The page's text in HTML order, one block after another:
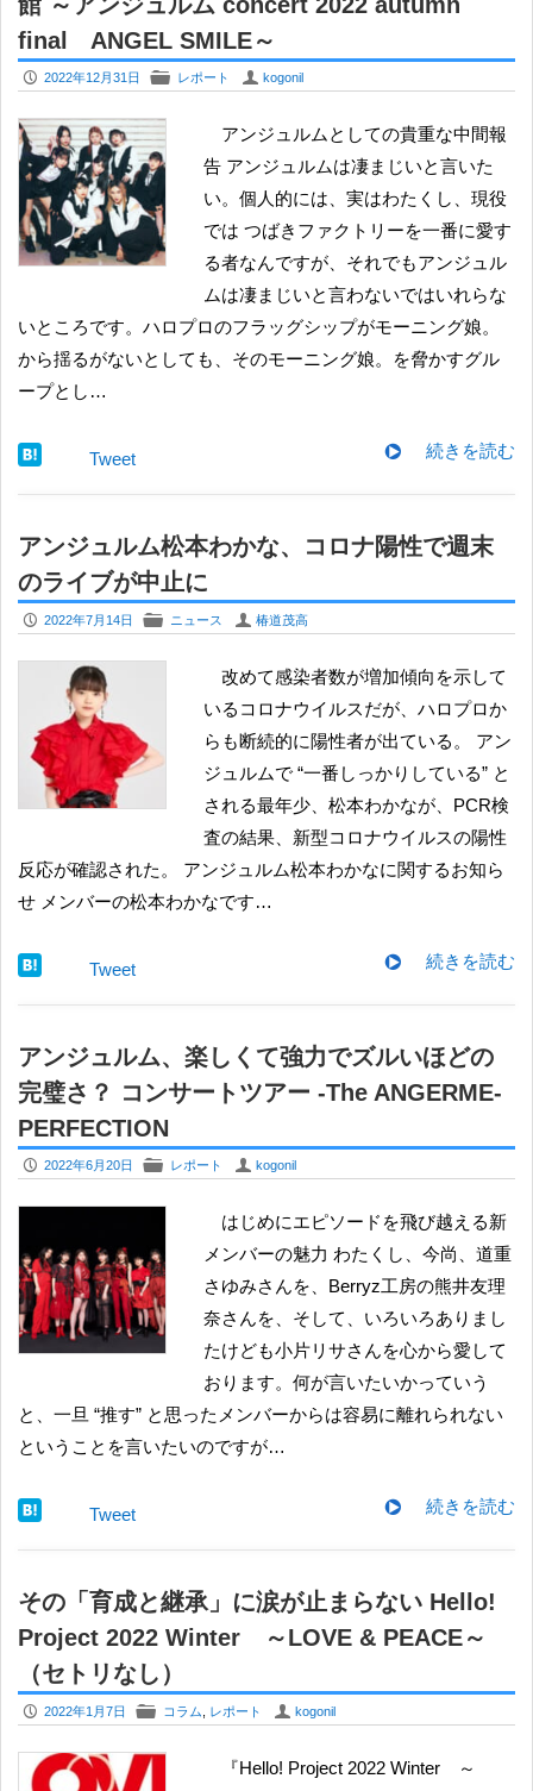
final ANGEL SMILE～
P 2022年12月31日 F レポート U kogonil
アンジュルムとしての貴重な中間報
告 アンジュルムは凄まじいと言いた
い。個人的には、実はわたくし、現役
では つばきファクトリーを一番に愛す
る者なんですが、それでもアンジュル
ムは凄まじいと言わないではいれらな
いところです。ハロプロのフラッグシップがモーニング娘。
から揺るがないとしても、そのモーニング娘。を脅かすグル
ープとし…
続きを読む
Tweet
アンジュルム松本わかな、コロナ陽性で週末
のライブが中止に
P 2022年7月14日 F ニュース U 椿道茂高
改めて感染者数が増加傾向を示して
いるコロナウイルスだが、ハロプロか
らも断続的に陽性者が出ている。 アン
ジュルムで “一番しっかりしている” と
される最年少、松本わかなが、PCR検
査の結果、新型コロナウイルスの陽性
反応が確認された。 アンジュルム松本わかなに関するお知ら
せ メンバーの松本わかなです…
続きを読む
Tweet
アンジュルム、楽しくて強力でズルいほどの
完璧さ？ コンサートツアー -The ANGERME-
PERFECTION
P 2022年6月20日 F レポート U kogonil
はじめにエピソードを飛び越える新
メンバーの魅力 わたくし、今尚、道重
さゆみさんを、Berryz工房の熊井友理
奈さんを、そして、いろいろありまし
たけども小片リサさんを心から愛して
おります。何が言いたいかっていう
と、一旦 “推す” と思ったメンバーからは容易に離れられない
ということを言いたいのですが…
続きを読む
Tweet
その「育成と継承」に涙が止まらない Hello!
Project 2022 Winter ～LOVE & PEACE～
（セトリなし）
P 2022年1月7日 F コラム レポート U kogonil
『Hello! Project 2022 Winter ～